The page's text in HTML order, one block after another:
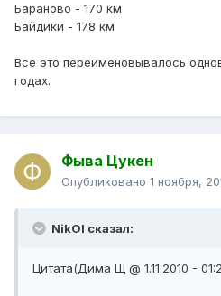
Бараново - 170 км
Байдики - 178 км
Все это переименовывалось
годах.
Фыва Цукен
Опубликовано 1 ноября,
NikOl сказал:
Цитата(Дима Щ @ 1.11.2010 -